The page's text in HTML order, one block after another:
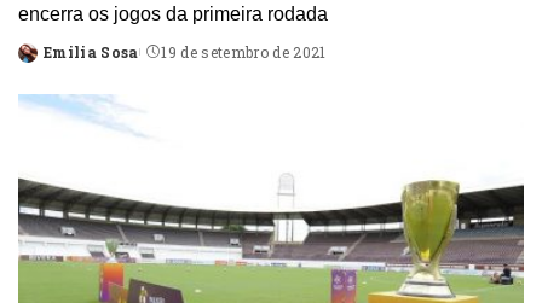
encerra os jogos da primeira rodada
Posted
Emilia Sosa 19 de setembro de 2021